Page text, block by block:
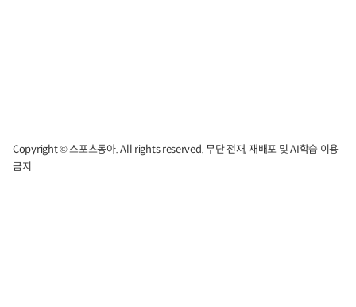
Copyright © 스포츠동아. All rights reserved. 무단 전재, 재배포 및 AI학습 이용
금지